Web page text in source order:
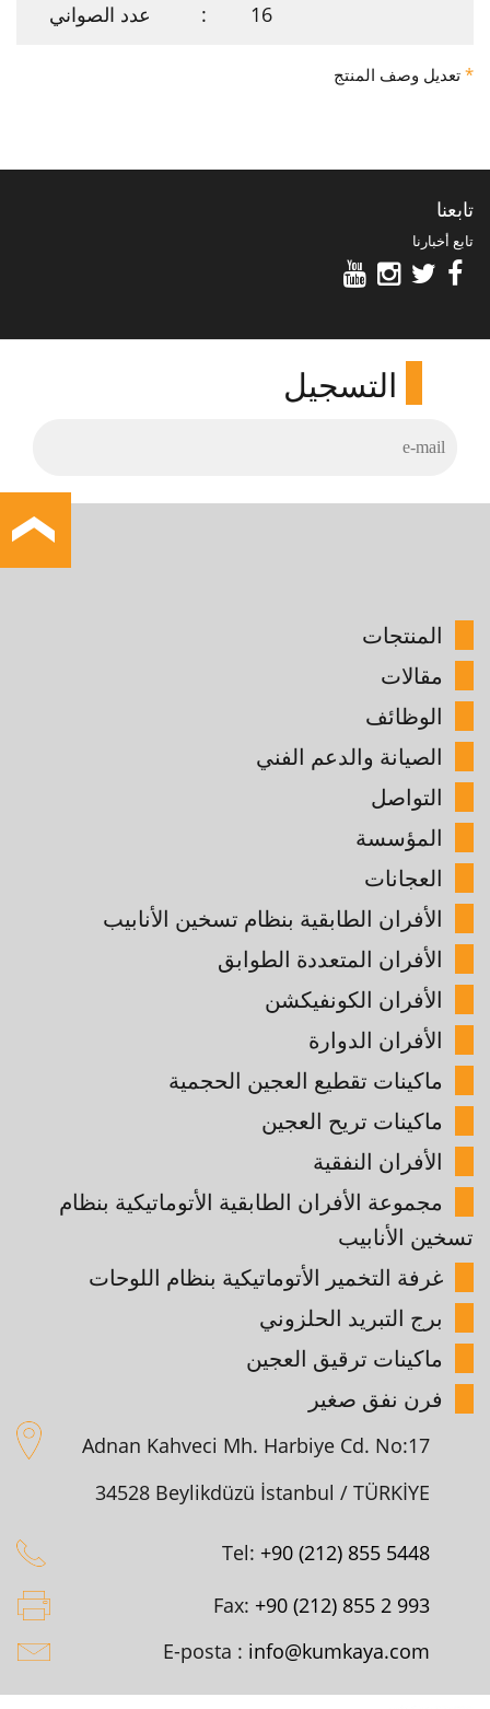
عدد الصواني : 16
* تعديل وصف المنتج
تابعنا
تابع أخبارنا
التسجيل
المنتجات
مقالات
الوظائف
الصيانة والدعم الفني
التواصل
المؤسسة
العجانات
الأفران الطابقية بنظام تسخين الأنابيب
الأفران المتعددة الطوابق
الأفران الكونفيكشن
الأفران الدوارة
ماكينات تقطيع العجين الحجمية
ماكينات تريح العجين
الأفران النفقية
مجموعة الأفران الطابقية الأتوماتيكية بنظام
تسخين الأنابيب
غرفة التخمير الأتوماتيكية بنظام اللوحات
برج التبريد الحلزوني
ماكينات ترقيق العجين
فرن نفق صغير
Adnan Kahveci Mh. Harbiye Cd. No:17
34528 Beylikdüzü İstanbul / TÜRKİYE
Tel: +90 (212) 855 5448
Fax: +90 (212) 855 2 993
E-posta : info@kumkaya.com